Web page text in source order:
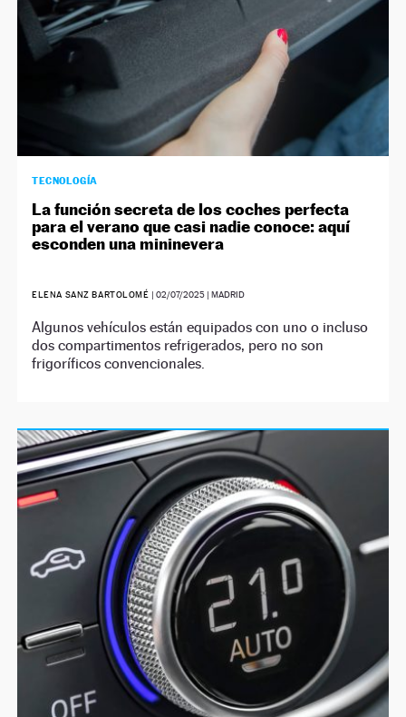
TECNOLOGÍA
La función secreta de los coches perfecta
para el verano que casi nadie conoce: aquí
esconden una mininevera
ELENA SANZ BARTOLOMÉ | 02/07/2025| MADRID
Algunos vehículos están equipados con uno o incluso
dos compartimentos refrigerados, pero no son
frigoríficos convencionales.